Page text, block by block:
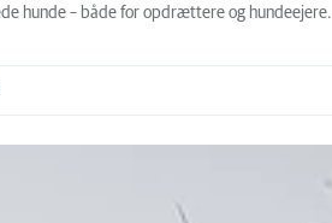
hunde – både for opdrættere og hundeejere.